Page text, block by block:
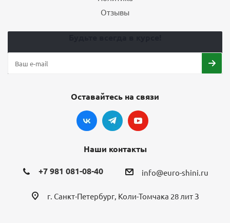
Отзывы
Оставайтесь на связи
Наши контакты
+7 981 081-08-40 info@euro-shini.ru
г. Санкт-Петербург, Коли-Томчака 28 лит З